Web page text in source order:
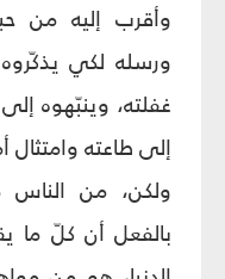
وأقرب إليه من
ورسله لكي
غفلته، وينبّهوه
إلى طاعته وامتثال
ولكن، من
بالفعل أن كلّ ما